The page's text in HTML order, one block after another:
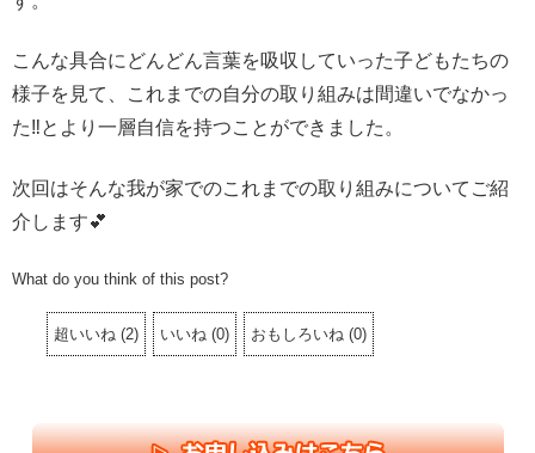
こんな具合にどんどん言葉を吸収していった子どもたちの
様子を見て、これまでの自分の取り組みは間違いでなかっ
た‼️とより一層自信を持つことができました。
次回はそんな我が家でのこれまでの取り組みについてご紹
介します💕
What do you think of this post?
超いいね (2) いいね (0) おもしろいね (0)